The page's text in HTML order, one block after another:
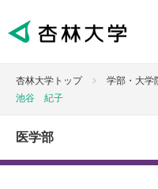
杏林大学トップ 学部・大学
池谷 紀子
医学部